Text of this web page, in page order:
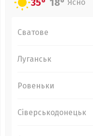
35° 18° Ясно
Сватове
Луганськ
Ровеньки
Сіверськодонецьк